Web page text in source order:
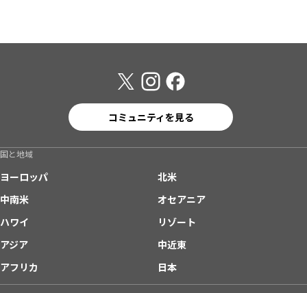
コミュニティを見る
国と地域
ヨーロッパ
北米
中南米
オセアニア
ハワイ
リゾート
アジア
中近東
アフリカ
日本